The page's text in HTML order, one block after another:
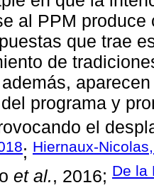
al PPM
que trae
de
programa y
el
; Hiernaux-
et al., 2016; De la